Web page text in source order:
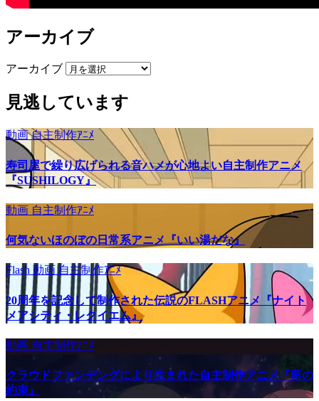
アーカイブ
アーカイブ
見逃しています
動画自主制作ｱﾆﾒ
寿司屋で繰り広げられる音ハメが心地よい自主制作アニメ
『SUSHILOGY』
動画 自主制作ｱﾆﾒ
何気ないほのぼの日常系アニメ『いい湯だな』
Flash 動画自主制作ｱﾆﾒ
20周年を記念して制作された伝説のFLASHアニメ『ナイト
メアシティ・レクイエム』
動画 自主制作ｱﾆﾒ
クラウドファンデングにより生まれた自主制作アニメ『藍の
約束』